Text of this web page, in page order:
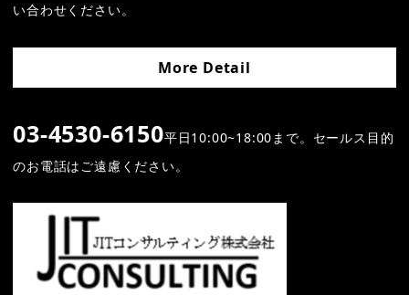
い合わせください。
More Detail
03-4530-6150平日10:00~18:00まで。セールス目的
のお電話はご遠慮ください。